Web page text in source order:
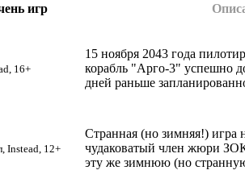
игр
16+
15 ноября 2043 года
корабль "Арго-3" успешно
дней раньше
Instead, 12+
Странная (но зимняя!) игра
чудаковатый член жюри
эту же зимнюю (но